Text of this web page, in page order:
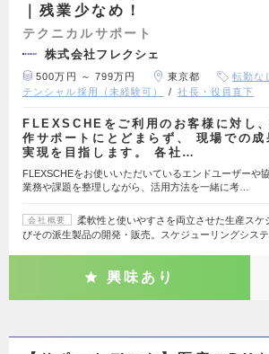
｜残業少なめ！
テクニカルサポート
株式会社フレクシェ
500万円 ～ 799万円 東京都 転勤な
テンシャル採用（未経験可）
社長・役員直下
FLEXSCHEをご利用のお客様に対し
作サポートにとどまらず、 現場での成
実現を目指します。 各社…
FLEXSCHEをお使いいただいているエンドユーザーや
業務や課題を整理しながら、活用方法を一緒に考…
会社概要
柔軟性と使いやすさを両立させた生産スケ
びその派生製品の開発・販売。スケジューリングシス
興味あり